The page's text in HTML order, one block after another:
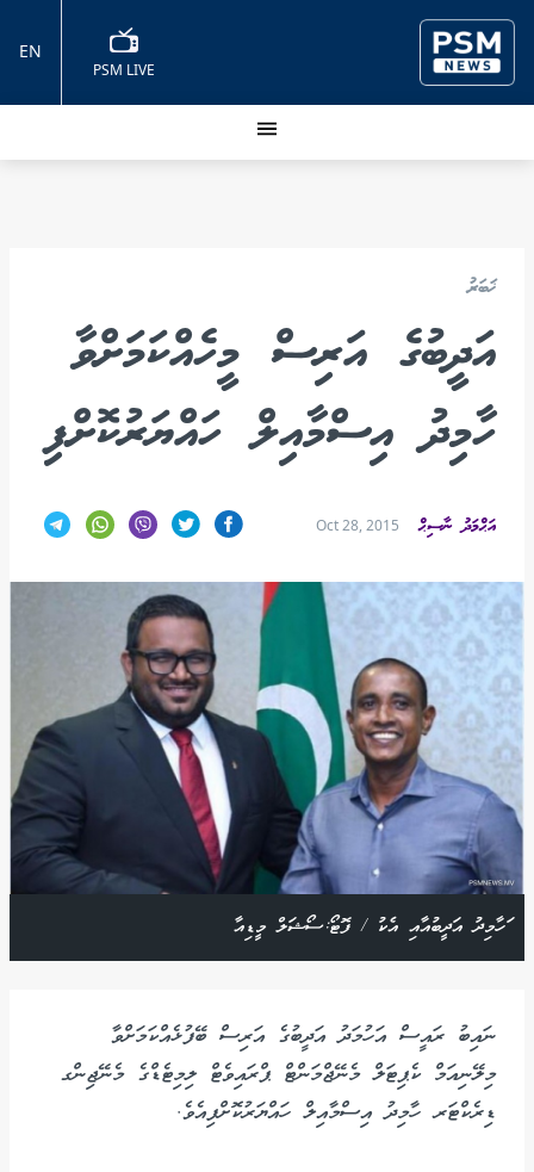
PSM LIVE
EN
ޚަބަރު
އަދީބުގެ އަރިސް މީހެއްކަމަށްވާ
ހާމިދު އިސްމާއިލް ހައްޔަރުކޮށްފި
އަޙްމަދު ނާސިޙް Oct 28, 2015
ަހާމިދު އަދީބުއާއި އެކު / ފޮޓޯ:ސޯޝަލް މީޑިއާ
ނައިބު ރައީސް އަހުމަދު އަދީބުގެ އަރިސް ބޭފުޅެއްކަމަށްވާ
މިލޭނިއަމް ކެޕިޓަލް މެނޭޖްމަންޓް ޕްރައިވެޓް ލިމިޓެޑްގެ މެނޭޖިންގ
ޑިރެކްޓަރ ހާމިދު އިސްމާއިލް ހައްޔަރުކޮށްފިއެވެ.